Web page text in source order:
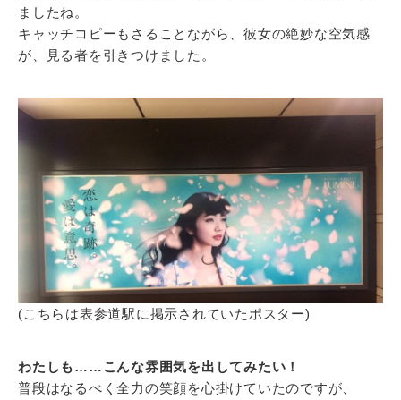
ましたね。
キャッチコピーもさることながら、彼女の絶妙な空気感
が、見る者を引きつけました。
(こちらは表参道駅に掲示されていたポスター)
わたしも……こんな雰囲気を出してみたい！
普段はなるべく全力の笑顔を心掛けていたのですが、